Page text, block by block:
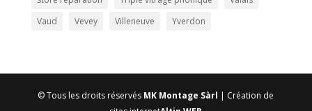
Vaud
Vevey Villeneuve Yverdon
© Tous les droits réservés MK Montage Sàrl | Création de